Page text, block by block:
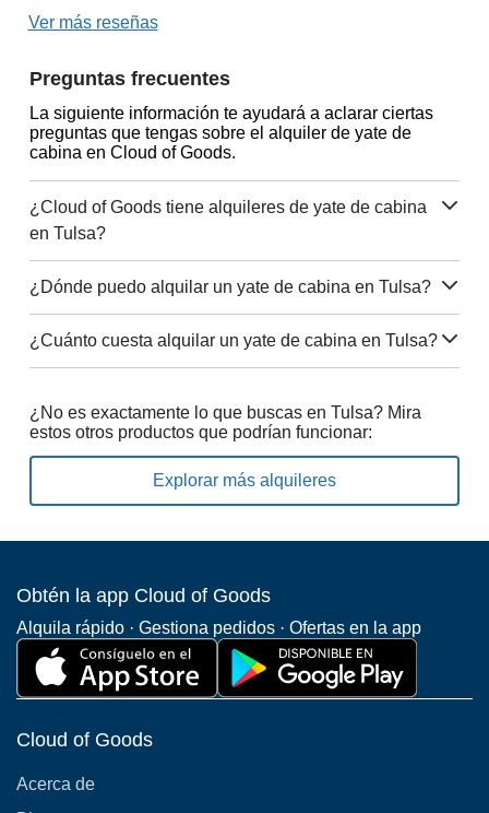
Ver más reseñas
Preguntas frecuentes
La siguiente información te ayudará a aclarar ciertas
preguntas que tengas sobre el alquiler de yate de
cabina en Cloud of Goods.
¿Cloud of Goods tiene alquileres de yate de cabina
en Tulsa?
¿Dónde puedo alquilar un yate de cabina en Tulsa?
¿Cuánto cuesta alquilar un yate de cabina en Tulsa?
¿No es exactamente lo que buscas en Tulsa? Mira
estos otros productos que podrían funcionar:
Explorar más alquileres
Obtén la app Cloud of Goods
Alquila rápido · Gestiona pedidos · Ofertas en la app
Cloud of Goods
Acerca de